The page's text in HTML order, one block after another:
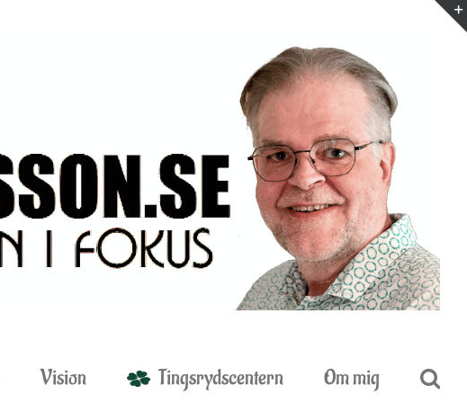
Vision Tingsrydscentern Om mig